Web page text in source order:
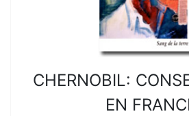
CHERNOBIL:
EN